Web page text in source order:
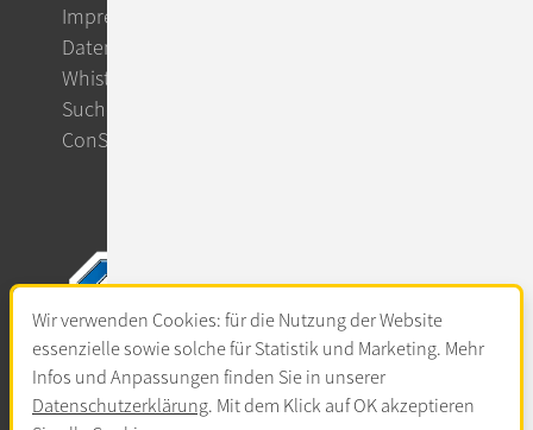
Impressum
Datenschutz
Whistleblowing
Suche
ConSol CM Support
Wir verwenden Cookies: für die Nutzung der Website
essenzielle sowie solche für Statistik und Marketing. Mehr
Infos und Anpassungen finden Sie in unserer
Datenschutzerklärung. Mit dem Klick auf OK akzeptieren